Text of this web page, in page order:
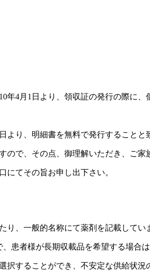
4月1日より、領収証の発行の際に、
より、明細書を無料で発行することと
で、その点、御理解いただき、ご家
にてその旨お申し出下さい。
、一般的名称にて薬剤を記載してい
患者様が長期収載品を希望する場合
することができ、不安定な供給状況